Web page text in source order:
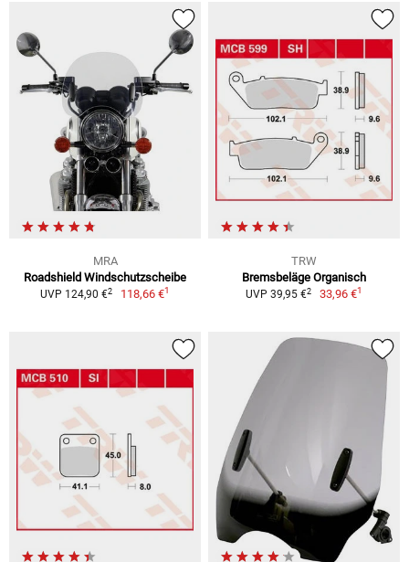
MRA
Roadshield Windschutzscheibe
UVP 124,90 €2 118,66 €1
TRW
Bremsbeläge Organisch
UVP 39,95 €2 33,96 €1